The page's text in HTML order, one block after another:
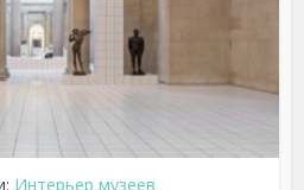
Интерьер музеев